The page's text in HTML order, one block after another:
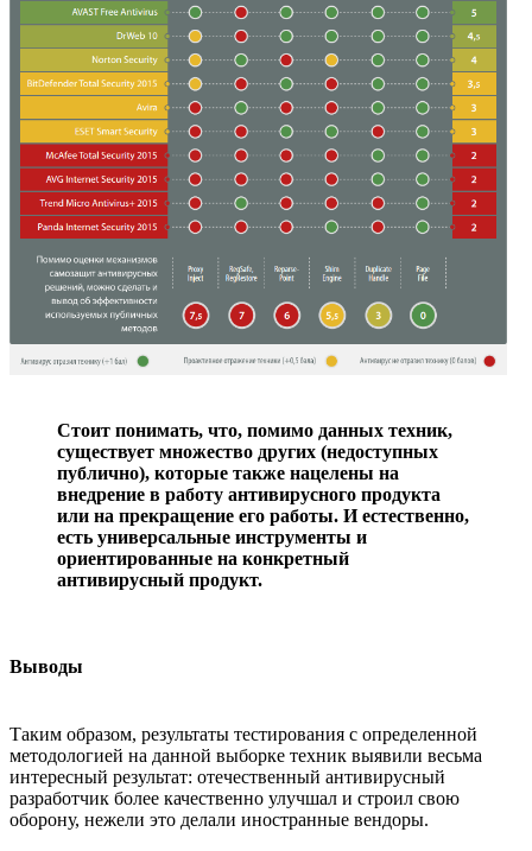
Стоит понимать, что, помимо данных техник,
существует множество других (недоступных
публично), которые также нацелены на
внедрение в работу антивирусного продукта
или на прекращение его работы. И естественно,
есть универсальные инструменты и
ориентированные на конкретный
антивирусный продукт.
Выводы
Таким образом, результаты тестирования с определенной
методологией на данной выборке техник выявили весьма
интересный результат: отечественный антивирусный
разработчик более качественно улучшал и строил свою
оборону, нежели это делали иностранные вендоры.